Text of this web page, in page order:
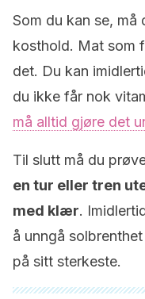
Som du kan se,
kosthold. Mat som
det. Du kan
du ikke får nok
må alltid gjøre det
Til slutt må du
en tur eller tren
med klær.
å unngå
på sitt sterkeste.